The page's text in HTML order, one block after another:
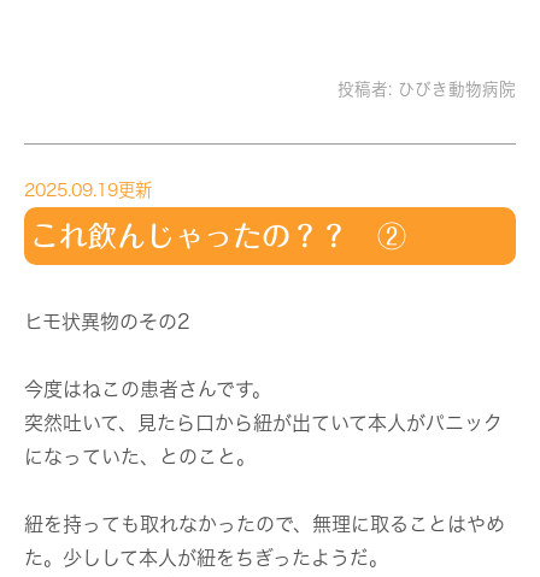
投稿者: ひびき動物病院
2025.09.19更新
これ飲んじゃったの？？ ②
ヒモ状異物のその2
今度はねこの患者さんです。
突然吐いて、見たら口から紐が出ていて本人がパニック
になっていた、とのこと。
紐を持っても取れなかったので、無理に取ることはやめ
た。少しして本人が紐をちぎったようだ。